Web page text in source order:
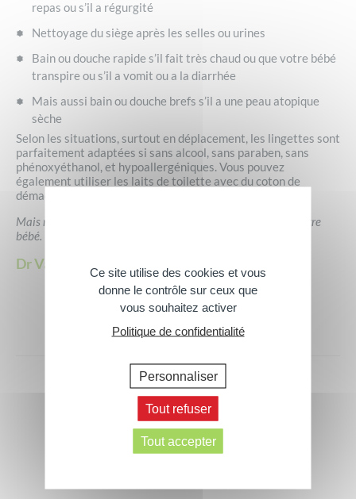
repas ou s’il a régurgité
Nettoyage du siège après les selles ou urines
Bain ou douche rapide s’il fait très chaud ou que votre bébé
transpire ou s’il a vomit ou a la diarrhée
Mais aussi bain ou douche brefs s’il a une peau atopique
sèche
Selon les situations, surtout en déplacement, les lingettes sont
parfaitement adaptées si sans alcool, sans paraben, sans
phénoxyéthanol, et hypoallergéniques. Vous pouvez
également utiliser les laits de toilette avec du coton de
démaquillage.
Mais n’oubliez pas le vrai bain et le plaisir qu’il procure à votre
bébé.
Dr Valleteau de Moulliac
Ces conseils peuvent aussi vous
intéresser
Ce site utilise des cookies et vous
donne le contrôle sur ceux que
vous souhaitez activer
Politique de confidentialité
Personnaliser
Tout refuser
Tout accepter